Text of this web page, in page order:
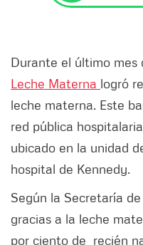
Durante el último mes
Leche Materna logró
leche materna. Este
red pública
ubicado en la unidad
hospital de Kennedy.
Según la Secretaría
gracias a la leche
por ciento de recién